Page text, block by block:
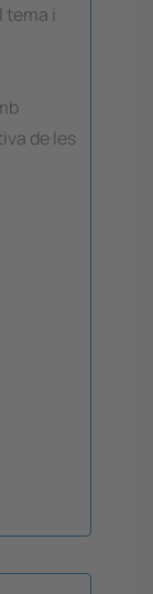
tema i
de les